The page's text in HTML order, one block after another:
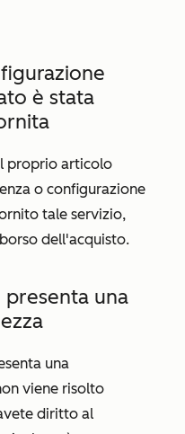
è stata
proprio articolo
o configurazione
tale servizio,
dell'acquisto.
una
una
viene risolto
diritto al